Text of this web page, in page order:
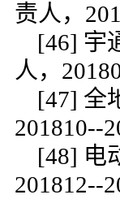
责人，
[46] 宇
人，
[47] 全
201810--
[48] 电
201812--